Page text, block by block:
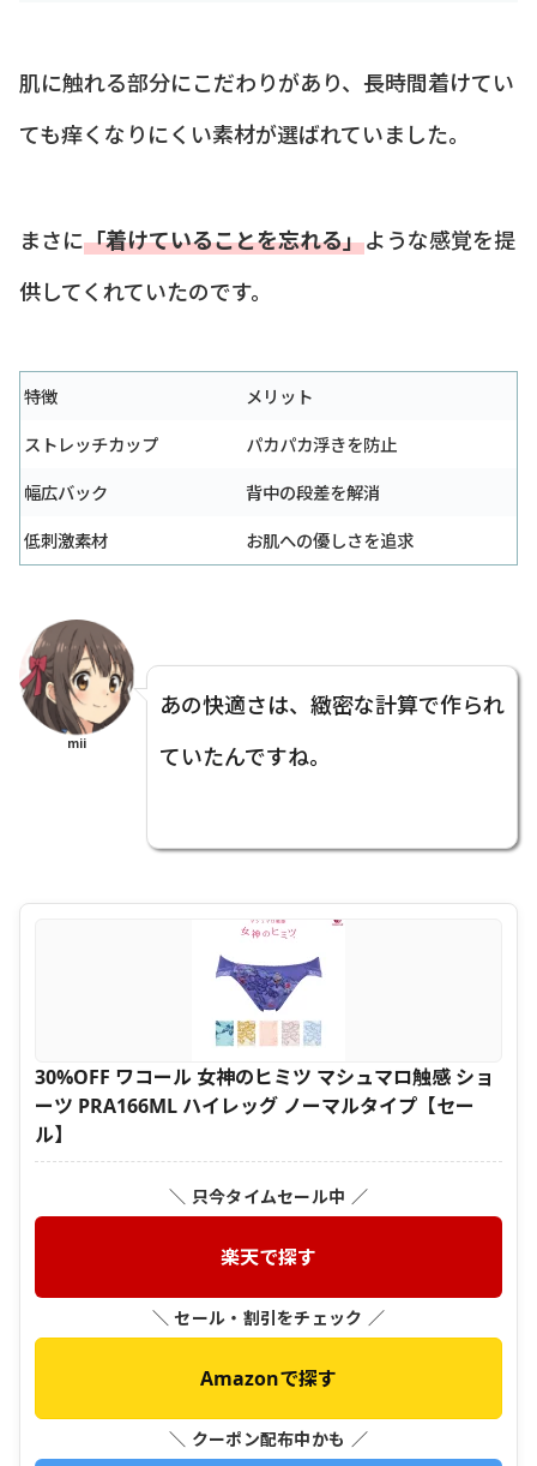
肌に触れる部分にこだわりがあり、長時間着けてい
ても痒くなりにくい素材が選ばれていました。
まさに「着けていることを忘れる」ような感覚を提
供してくれていたのです。
特徴
メリット
ストレッチカップ
パカパカ浮きを防止
幅広バック
背中の段差を解消
低刺激素材
お肌への優しさを追求
mii
あの快適さは、緻密な計算で作られ
ていたんですね。
30%OFF ワコール 女神のヒミツ マシュマロ触感 ショ
ーツ PRA166ML ハイレッグ ノーマルタイプ【セー
ル】
＼ 只今タイムセール中 ／
楽天で探す
＼ セール・割引をチェック ／
Amazonで探す
＼ クーポン配布中かも ／